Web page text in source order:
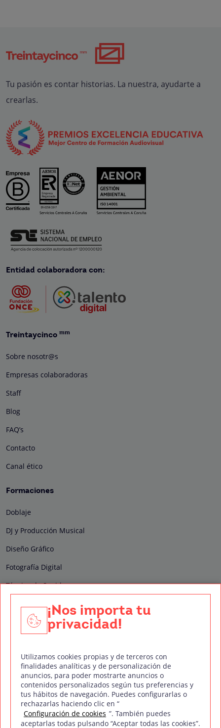
Tu pasión es contar historias. La nuestra, ayudarte a
crearlas.
Entidad colaboradora con:
Treintaycinco mm
Sobre nosotr@s
Empresas colaboradoras
Staff
Blog
FAQ’s
Contacto
Canal ético
Formaciones
Doblaje
DJ y Producción Musical
Diseño Gráfico
Fotografía Digital
Técnico de Sonido
Edición y Postproducción de Vídeo
Nuestros sellos de calidad
Síguenos en Redes Sociales
¡Nos importa tu
privacidad!
Utilizamos cookies propias y de terceros con
finalidades analíticas y de personalización de
anuncios, para poder mostrarte anuncios o
contenidos personalizados según tus preferencias y
tus hábitos de navegación. Puedes configurarlas o
rechazarlas haciendo clic en “
Configuración de cookies ”. También puedes
aceptarlas todas pulsando “Aceptar todas las cookies”.